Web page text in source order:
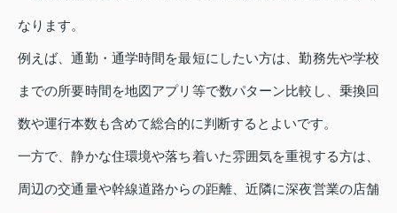
なります。
例えば、通勤・通学時間を最短にしたい方は、勤務先や学校
までの所要時間を地図アプリ等で数パターン比較し、乗換回
数や運行本数も含めて総合的に判断するとよいです。
一方で、静かな住環境や落ち着いた雰囲気を重視する方は、
周辺の交通量や幹線道路からの距離、近隣に深夜営業の店舗